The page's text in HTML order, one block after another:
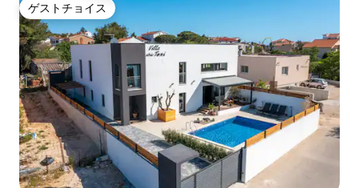
ゲストチョイス
ゲストチョイス